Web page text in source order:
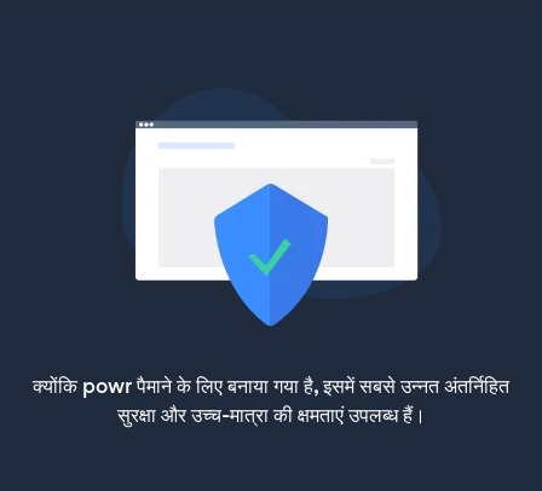
क्योंकि powr पैमाने के लिए बनाया गया है, इसमें सबसे उन्नत अंतर्निहित
सुरक्षा और उच्च-मात्रा की क्षमताएं उपलब्ध हैं।